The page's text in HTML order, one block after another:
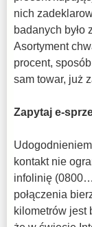
nich
badanych
Asortyment
procent,
sam towar, już
Zapytaj e-
kontakt nie
infolinię
połączenia
kilometrów jest